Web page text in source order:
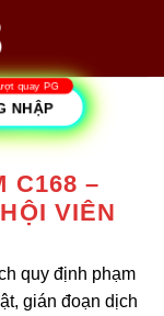
NHẬP
C168 –
VIÊN
quy định phạm
gián đoạn dịch